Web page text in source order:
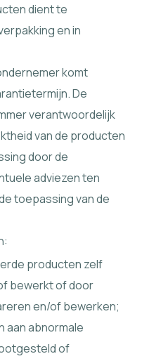
dient te
en in
komt
De
verantwoordelijk
van de producten
door de
adviezen ten
toepassing van de
producten zelf
bewerkt of door
en/of bewerken;
aan abnormale
of